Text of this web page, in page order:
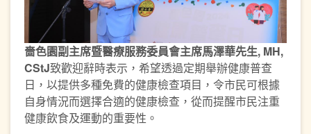
嗇色園副主席暨醫療服務委員會主席馬澤華先生, MH,
CStJ致歡迎辭時表示，希望透過定期舉辦健康普查
日，以提供多種免費的健康檢查項目，令市民可根據
自身情況而選擇合適的健康檢查，從而提醒市民注重
健康飲食及運動的重要性。